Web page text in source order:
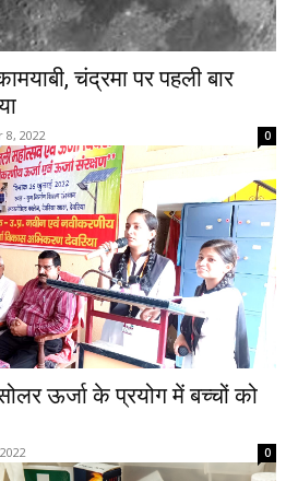
चंद्रमा पर पहली बार
8, 2022 0
ऊर्जा के प्रयोग में बच्चों को
0